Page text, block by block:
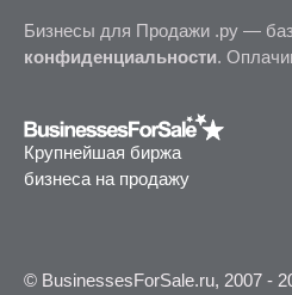
Бизнесы для Продажи .ру —
конфиденциальности.
Крупнейшая биржа
бизнеса на продажу
© BusinessesForSale.ru, 2007 -